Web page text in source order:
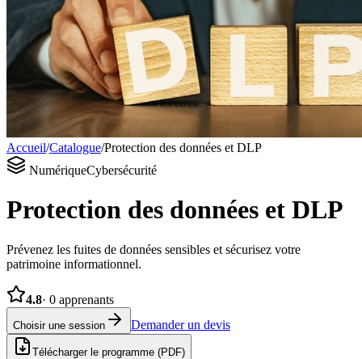
Accueil/Catalogue/Protection des données et DLP
NumériqueCybersécurité
Protection des données et DLP
Prévenez les fuites de données sensibles et sécurisez votre
patrimoine informationnel.
4.8· 0 apprenants
Choisir une session Demander un devis
Télécharger le programme (PDF)